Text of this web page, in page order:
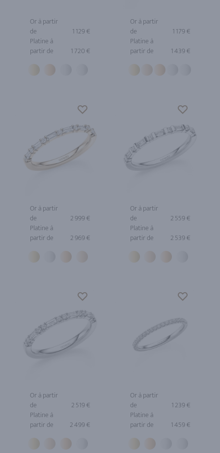
Or à partir
de
1 129 €
Platine à
partir de
1 720 €
Or à partir
de
1 179 €
Platine à
partir de
1 439 €
Or à partir
de
2 999 €
Platine à
partir de
2 969 €
Or à partir
de
2 559 €
Platine à
partir de
2 539 €
Or à partir
de
2 519 €
Platine à
partir de
2 499 €
Or à partir
de
1 239 €
Platine à
partir de
1 459 €